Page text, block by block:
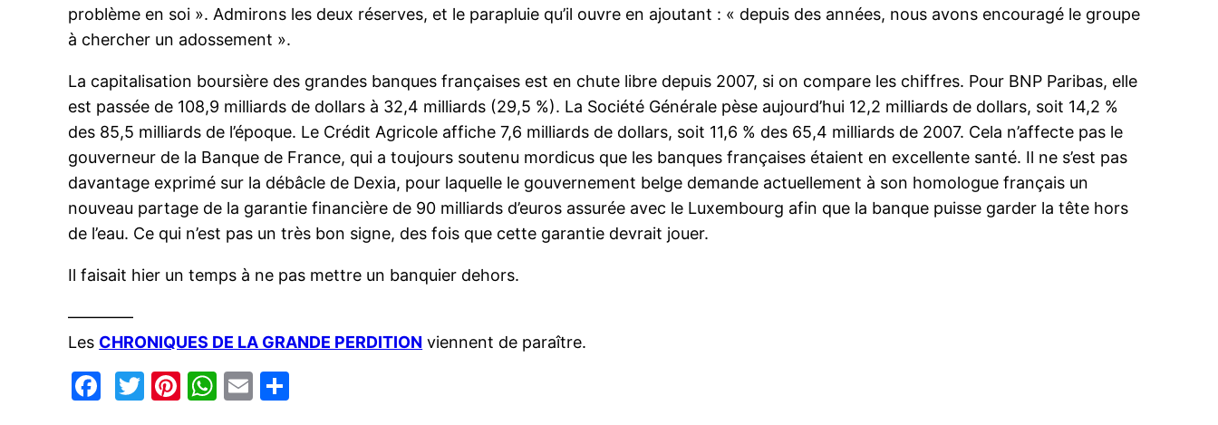
problème en soi ». Admirons les deux réserves, et le parapluie qu’il ouvre en ajoutant : « depuis des années, nous avons encouragé le groupe
à chercher un adossement ».
La capitalisation boursière des grandes banques françaises est en chute libre depuis 2007, si on compare les chiffres. Pour BNP Paribas, elle
est passée de 108,9 milliards de dollars à 32,4 milliards (29,5 %). La Société Générale pèse aujourd’hui 12,2 milliards de dollars, soit 14,2 %
des 85,5 milliards de l’époque. Le Crédit Agricole affiche 7,6 milliards de dollars, soit 11,6 % des 65,4 milliards de 2007. Cela n’affecte pas le
gouverneur de la Banque de France, qui a toujours soutenu mordicus que les banques françaises étaient en excellente santé. Il ne s’est pas
davantage exprimé sur la débâcle de Dexia, pour laquelle le gouvernement belge demande actuellement à son homologue français un
nouveau partage de la garantie financière de 90 milliards d’euros assurée avec le Luxembourg afin que la banque puisse garder la tête hors
de l’eau. Ce qui n’est pas un très bon signe, des fois que cette garantie devrait jouer.
Il faisait hier un temps à ne pas mettre un banquier dehors.
————
Les CHRONIQUES DE LA GRANDE PERDITION viennent de paraître.
Facebook
Twitter
Pinterest
WhatsApp
Email